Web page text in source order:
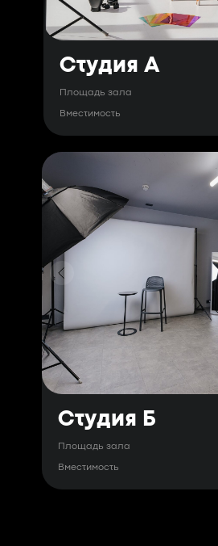
Студия Б
Площадь зала
Студия А
Площадь зала
Вместимость
Вместимость